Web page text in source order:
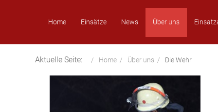
Home Einsätze News Über uns
Aktuelle Seite: Home Über uns Die Wehr